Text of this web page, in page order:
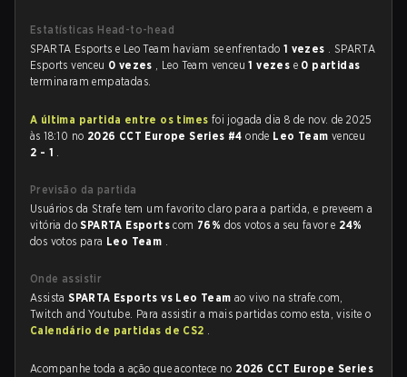
Estatísticas Head-to-head
SPARTA Esports e Leo Team haviam se enfrentado 1 vezes . SPARTA
Esports venceu 0 vezes , Leo Team venceu1 vezes e 0 partidas
terminaram empatadas.
A última partida entre os times foi jogada dia 8 de nov. de 2025
às 18:10 no 2026 CCT Europe Series #4onde Leo Team venceu
2 - 1 .
Previsão da partida
Usuários da Strafe tem um favorito claro para a partida, e preveem a
vitória doSPARTA Esportscom 76% dos votos a seu favor e 24%
dos votos para Leo Team .
Onde assistir
AssistaSPARTA Esports vs Leo Teamao vivo na strafe.com,
Twitch and Youtube. Para assistir a mais partidas como esta, visite o
Calendário de partidas de CS2 .
Acompanhe toda a ação que acontece no 2026 CCT Europe Series